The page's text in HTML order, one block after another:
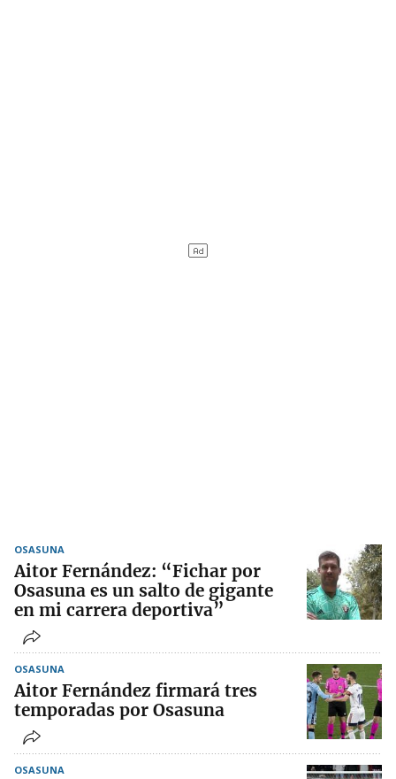
OSASUNA
Aitor Fernández: “Fichar por
Osasuna es un salto de gigante
en mi carrera deportiva”
OSASUNA
Aitor Fernández firmará tres
temporadas por Osasuna
OSASUNA